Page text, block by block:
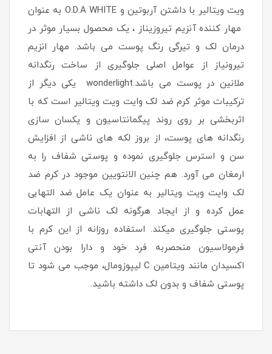
ویت ویتالیر با داشتن آربوتین و O.D.A WHITE به عنوان
مهار کننده آنزیم تیروزیناز ، یک محصول بسیار موثر در
درمان لک و تیرگی رنگ پوست می باشد. مهار انزیم
تیرونیاز از عوامل اصلی جلوگیری از ساخت رنگدانه
ملانین در پوست می باشد.wonderlight یکی دیگر از
ترکیبات موثر کرم ضد لک وایت ویت ویتالیر است که با
اثربخشی بر روی روند پیگمانتاسیون و یکسان سازی
رنگدانه های پوست، از بروز لکه های ناشی از افزایش
سن و استرس جلوگیری نموده و پوستی شفاف را به
ارمغان می آورد. هم چنین الانتویین موجود در کرم ضد
لک وایت ویت ویتالیر به عنوان یک عامل ضد التهابی
عمل کرده و از ایجاد هرگونه لک ناشی از التهابات
پوستی جلوگیری میکند. استفاده روزانه از این کرم با
فرمولاسیون منحصربه فرد خود و دارا بودن آنتی
اکسیدان مانند ویتامین C لیپوزومال، موجب می شود تا
پوستی شفاف و بدون لک داشته باشید.